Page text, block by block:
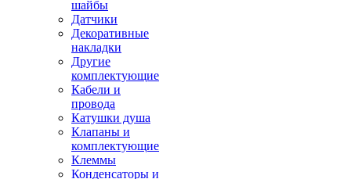
шайбы
Датчики
Декоративные
накладки
Другие
комплектующие
Кабели и
провода
Катушки душа
Клапаны и
комплектующие
Клеммы
Конденсаторы и